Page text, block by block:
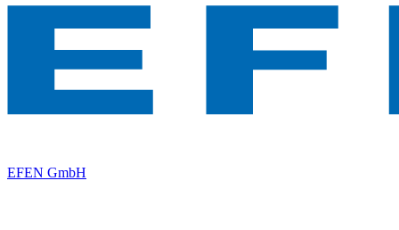
EFEN GmbH